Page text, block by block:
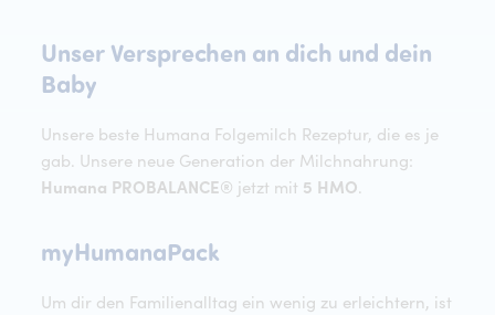
Unser Versprechen an dich und dein
BabyUnser Versprechen an dich und dein
Unsere beste Humana Folgemilch Rezeptur, die es je
gab. Unsere neue Generation der Milchnahrung:
Humana PROBALANCE® jetzt mit 5 HMO.
myHumanaPackmyHumanaPack
Um dir den Familienalltag ein wenig zu erleichtern, ist